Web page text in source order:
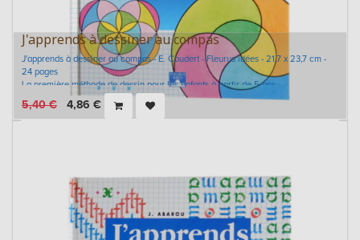
J'apprends à dessiner au compas
J'apprends à dessiner au compas - E. Coudert - Fleurus idées - 21,7 x 23,7 cm -
24 pages
La première méthode de dessin pour les enfants à partir de 5 ans.
5,40€ 4,86 €